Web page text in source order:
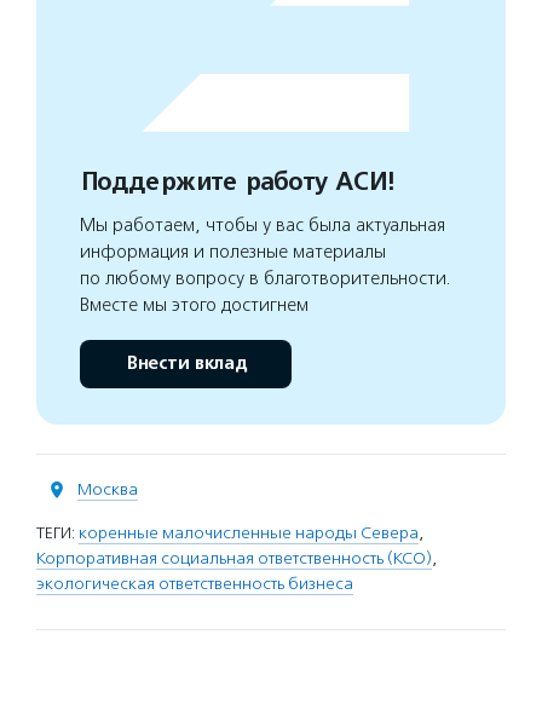
Поддержите работу АСИ!
Мы работаем, чтобы у вас была актуальная
информация и полезные материалы
по любому вопросу в благотворительности.
Вместе мы этого достигнем
Внести вклад
Москва
ТЕГИ: коренные малочисленные народы Севера,
Корпоративная социальная ответственность (КСО),
экологическая ответственность бизнеса